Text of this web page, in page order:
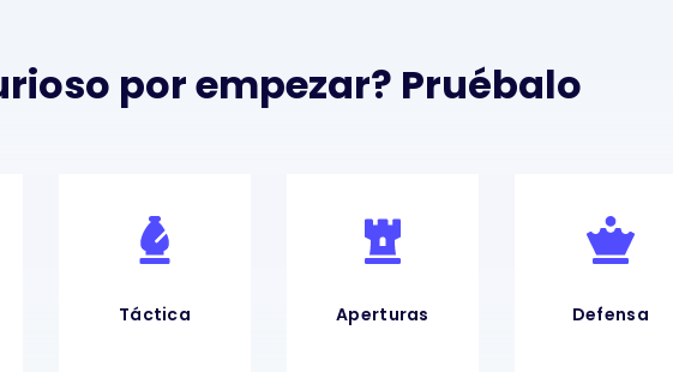
por empezar? Pruébalo
Táctica Aperturas Defensa